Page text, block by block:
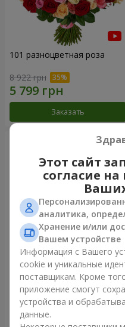
101 разноцветная роза
8 922 грн
Заказать
Композиция "Ты + Я"
47 718 грн
Этот сайт
согласие
аналитика,
Хранение и/или
Вашем устройстве
Информация с Вашего
cookie и уникальные
поставщикам. Кроме
приложение смогут
устройства и
данные.